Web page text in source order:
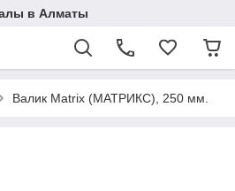
в Алматы
Валик Matrix (МАТРИКС), 250 мм.